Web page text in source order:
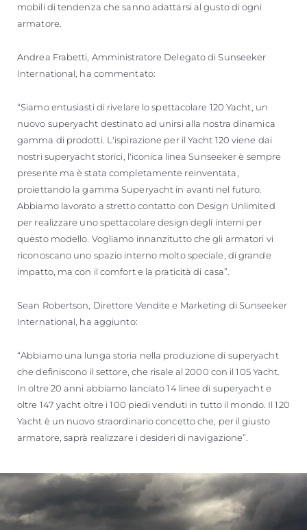
mobili di tendenza che sanno adattarsi al gusto di ogni
armatore.
Andrea Frabetti, Amministratore Delegato di Sunseeker
International, ha commentato:
“Siamo entusiasti di rivelare lo spettacolare 120 Yacht, un
nuovo superyacht destinato ad unirsi alla nostra dinamica
gamma di prodotti. L'ispirazione per il Yacht 120 viene dai
nostri superyacht storici, l'iconica linea Sunseeker è sempre
presente ma è stata completamente reinventata,
proiettando la gamma Superyacht in avanti nel futuro.
Abbiamo lavorato a stretto contatto con Design Unlimited
per realizzare uno spettacolare design degli interni per
questo modello. Vogliamo innanzitutto che gli armatori vi
riconoscano uno spazio interno molto speciale, di grande
impatto, ma con il comfort e la praticità di casa”.
Sean Robertson, Direttore Vendite e Marketing di Sunseeker
International, ha aggiunto:
“Abbiamo una lunga storia nella produzione di superyacht
che definiscono il settore, che risale al 2000 con il 105 Yacht.
In oltre 20 anni abbiamo lanciato 14 linee di superyacht e
oltre 147 yacht oltre i 100 piedi venduti in tutto il mondo. Il 120
Yacht è un nuovo straordinario concetto che, per il giusto
armatore, saprà realizzare i desideri di navigazione”.